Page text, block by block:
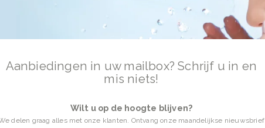
Aanbiedingen in uw mailbox? Schrijf u in en
mis niets!
Wilt u op de hoogte blijven?
delen graag alles met onze klanten. Ontvang onze maandelijkse nieuwsbrief